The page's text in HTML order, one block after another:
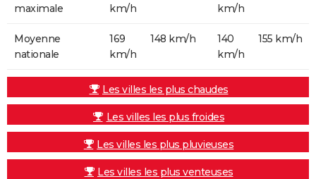
maximale
km/h
km/h
Moyenne
nationale
169
km/h
148 km/h
140
km/h
155 km/h
Les villes les plus chaudes
Les villes les plus froides
Les villes les plus pluvieuses
Les villes les plus venteuses